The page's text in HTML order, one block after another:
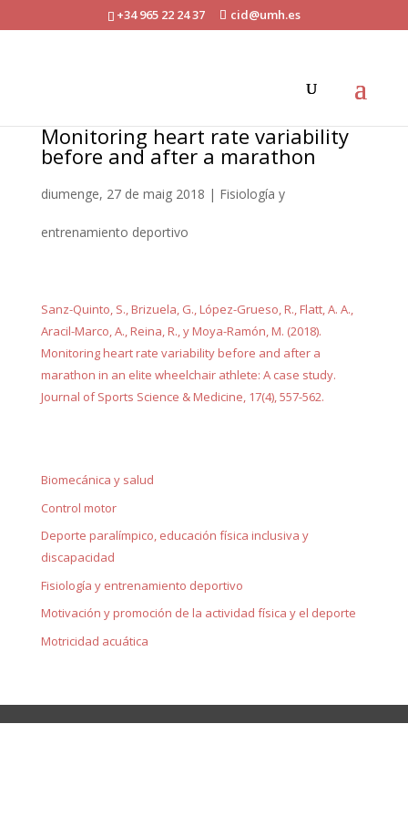
+34 965 22 24 37 cid@umh.es
Monitoring heart rate variability
before and after a marathon
diumenge, 27 de maig 2018 | Fisiología y
entrenamiento deportivo
Sanz-Quinto, S., Brizuela, G., López-Grueso, R., Flatt, A. A.,
Aracil-Marco, A., Reina, R., y Moya-Ramón, M. (2018).
Monitoring heart rate variability before and after a
marathon in an elite wheelchair athlete: A case study.
Journal of Sports Science & Medicine, 17(4), 557-562.
Biomecánica y salud
Control motor
Deporte paralímpico, educación física inclusiva y
discapacidad
Fisiología y entrenamiento deportivo
Motivación y promoción de la actividad física y el deporte
Motricidad acuática